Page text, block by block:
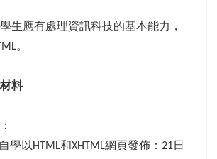
生應有處理資訊科技的基本能力，
。
料
以HTML和XHTML網頁發佈：21日